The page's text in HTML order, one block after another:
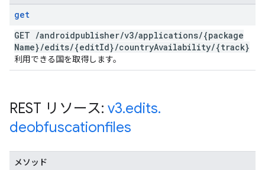
get
GET /androidpublisher/v3/applications/{package
Name}/edits/{editId}/countryAvailability/{track}
利用できる国を取得します。
REST リソース: v3.edits.
deobfuscationfiles
メソッド